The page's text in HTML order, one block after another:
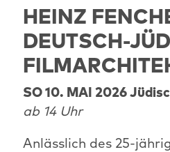
HEINZ
DEUTSCH-
SO 10. MAI 2026
ab 14 Uhr
Anlässlich des 25-